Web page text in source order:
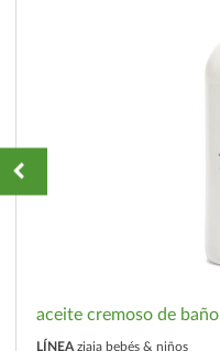
aceite cremoso de baño
LÍNEA ziaja bebés & niños